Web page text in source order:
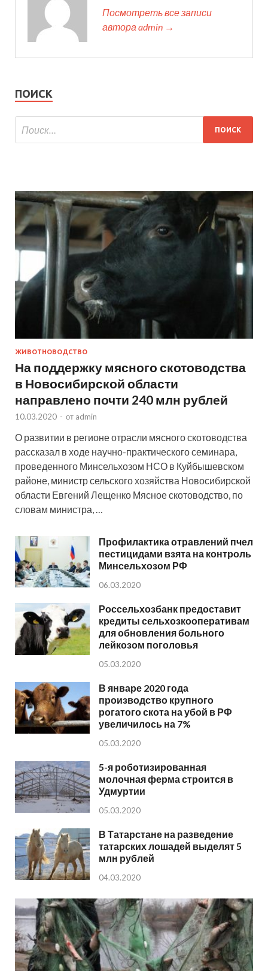
Посмотреть все записи
автора admin →
ПОИСК
ЖИВОТНОВОДСТВО
На поддержку мясного скотоводства
в Новосибирской области
направлено почти 240 млн рублей
10.03.2020 - от admin
О развитии в регионе отрасли мясного скотоводства
рассказал в ходе научно-практического семинара,
проведенного Минсельхозом НСО в Куйбышевском
районе, министр сельского хозяйства Новосибирской
области Евгений Лещенко Мясное скотоводство, по
словам министра, …
Профилактика отравлений пчел
пестицидами взята на контроль
Минсельхозом РФ
06.03.2020
Россельхозбанк предоставит
кредиты сельхозкооперативам
для обновления больного
лейкозом поголовья
05.03.2020
В январе 2020 года
производство крупного
рогатого скота на убой в РФ
увеличилось на 7%
05.03.2020
5-я роботизированная
молочная ферма строится в
Удмуртии
05.03.2020
В Татарстане на разведение
татарских лошадей выделят 5
млн рублей
04.03.2020